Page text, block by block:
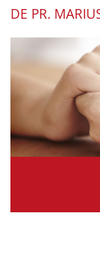
DE PR.